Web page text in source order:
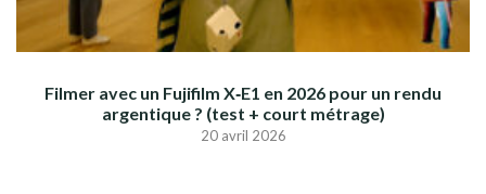
Filmer avec un Fujifilm X‑E1 en 2026 pour un rendu
argentique ? (test + court métrage)
20 avril 2026